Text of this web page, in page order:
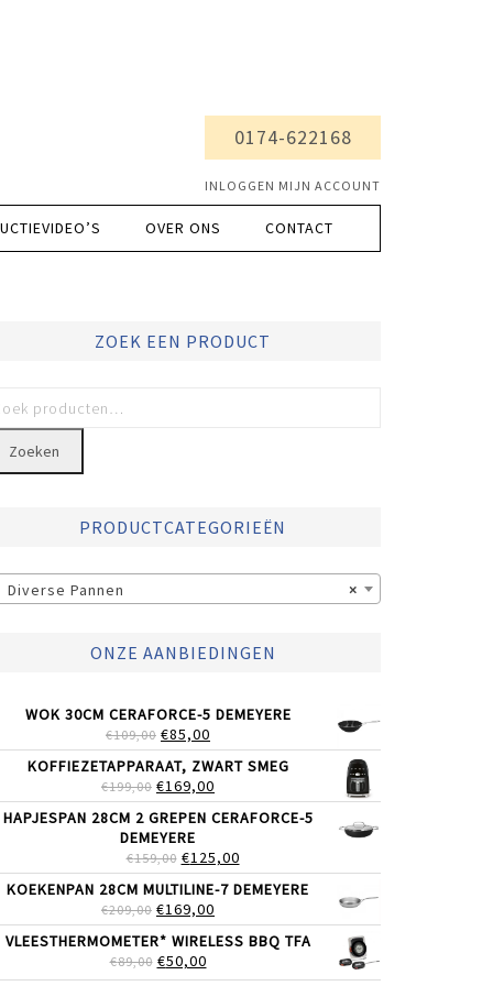
0174-622168
INLOGGEN MIJN ACCOUNT
OVER ONS CONTACT
ZOEK EEN PRODUCT
Zoeken
PRODUCTCATEGORIEËN
×
Diverse Pannen
ONZE AANBIEDINGEN
WOK 30CM CERAFORCE-5 DEMEYERE
€109,00 OORSPRONKELIJKE
PRIJS
WAS:
€109,00.
€85,00
PRIJS
IS:
€85,00.
KOFFIEZETAPPARAAT, ZWART SMEG
€199,00 OORSPRONKELIJKE
PRIJS
WAS:
€199,00.
€169,00
PRIJS
IS:
HAPJESPAN 28CM 2 GREPEN CERAFORCE-5
DEMEYERE
€159,00 OORSPRONKELIJKE
PRIJS
WAS:
€159,00.
€125,00HUIDIGE
PRIJS
IS:
KOEKENPAN 28CM MULTILINE-7 DEMEYERE
€209,00 OORSPRONKELIJKE
PRIJS
WAS:
€209,00.
€169,00
PRIJS
IS:
VLEESTHERMOMETER* WIRELESS BBQ TFA
€89,00 OORSPRONKELIJKE
PRIJS
€50,00HUIDIGE
PRIJS